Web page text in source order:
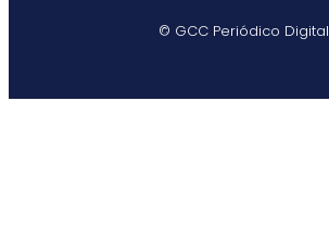
© GCC Periódico Digital